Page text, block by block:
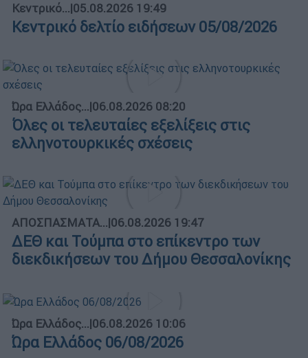
Κεντρικό...|05.08.2026 19:49
Κεντρικό δελτίο ειδήσεων 05/08/2026
Ώρα Ελλάδος...|06.08.2026 08:20
Όλες οι τελευταίες εξελίξεις στις
ελληνοτουρκικές σχέσεις
ΑΠΟΣΠΑΣΜΑΤΑ...|06.08.2026 19:47
ΔΕΘ και Τούμπα στο επίκεντρο των
διεκδικήσεων του Δήμου Θεσσαλονίκης
Ώρα Ελλάδος...|06.08.2026 10:06
Ώρα Ελλάδος 06/08/2026